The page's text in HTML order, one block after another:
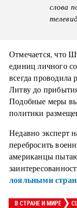
слова
Отмечается, что
единиц личного
всегда
Литву до
Подобные меры
политики
Недавно эксперт
перебросить
американцы
лояльными
В СТРАНЕ И МИРЕ